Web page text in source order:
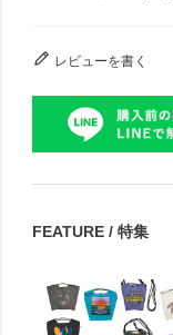
レビューを書く
FEATURE / 特集